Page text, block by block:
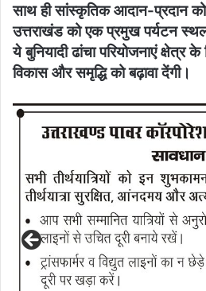
साथ ही सांस्कृतिक आदान-प्रदान को
उत्तराखंड को एक प्रमुख पर्यटन
ये बुनियादी ढांचा परियोजनाएं क्षेत्र
विकास और समृद्धि को बढ़ावा देंगी।